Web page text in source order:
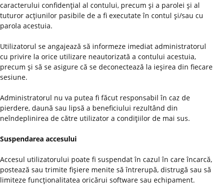
caracterului confidenţial al contului, precum şi a parolei şi al
tuturor acţiunilor pasibile de a fi executate în contul şi/sau cu
parola acestuia.
Utilizatorul se angajează să informeze imediat administratorul
cu privire la orice utilizare neautorizată a contului acestuia,
precum şi să se asigure că se deconectează la ieşirea din fiecare
sesiune.
Administratorul nu va putea fi făcut responsabil în caz de
pierdere, daună sau lipsă a beneficiului rezultând din
neîndeplinirea de către utilizator a condiţiilor de mai sus.
Suspendarea accesului
Accesul utilizatorului poate fi suspendat în cazul în care încarcă,
postează sau trimite fişiere menite să întrerupă, distrugă sau să
limiteze funcţionalitatea oricărui software sau echipament.